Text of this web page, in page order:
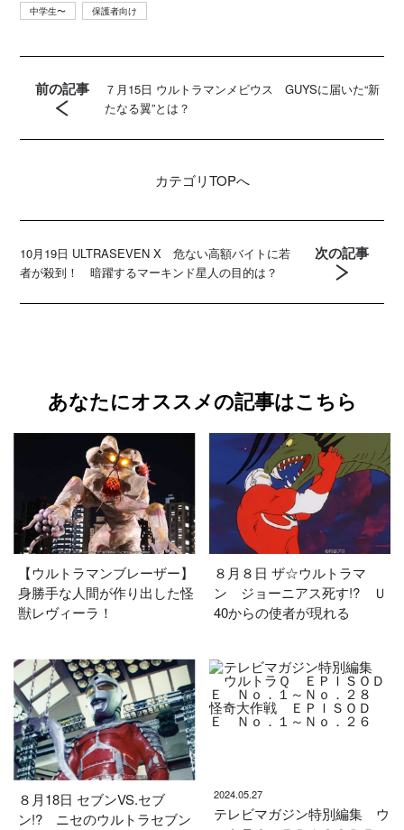
中学生〜 保護者向け
前の記事
７月15日 ウルトラマンメビウス GUYSに届いた“新
たなる翼”とは？
カテゴリTOPへ
10月19日 ULTRASEVEN X 危ない高額バイトに若
者が殺到！ 暗躍するマーキンド星人の目的は？
次の記事
あなたにオススメの記事はこちら
【ウルトラマンブレーザー】
身勝手な人間が作り出した怪
獣レヴィーラ！
８月８日 ザ☆ウルトラマ
ン ジョーニアス死す!? Ｕ
40からの使者が現れる
８月18日 セブンVS.セブ
ン!? ニセのウルトラセブン
2024.05.27
テレビマガジン特別編集 ウ